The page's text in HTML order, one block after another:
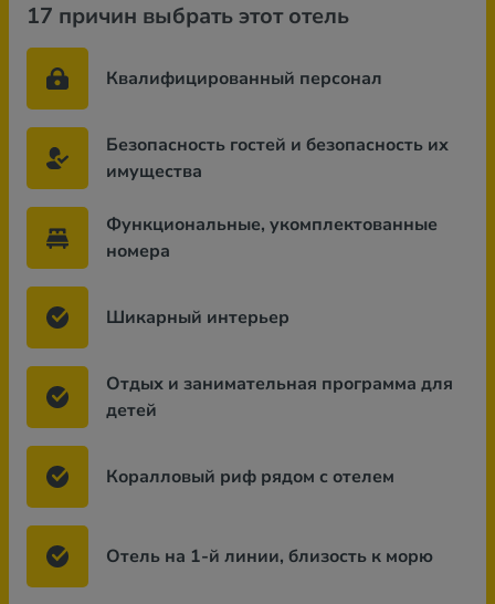
17 причин выбрать этот отель
Квалифицированный персонал
Безопасность гостей и безопасность их
имущества
Функциональные, укомплектованные
номера
Шикарный интерьер
Отдых и занимательная программа для
детей
Коралловый риф рядом с отелем
Отель на 1-й линии, близость к морю